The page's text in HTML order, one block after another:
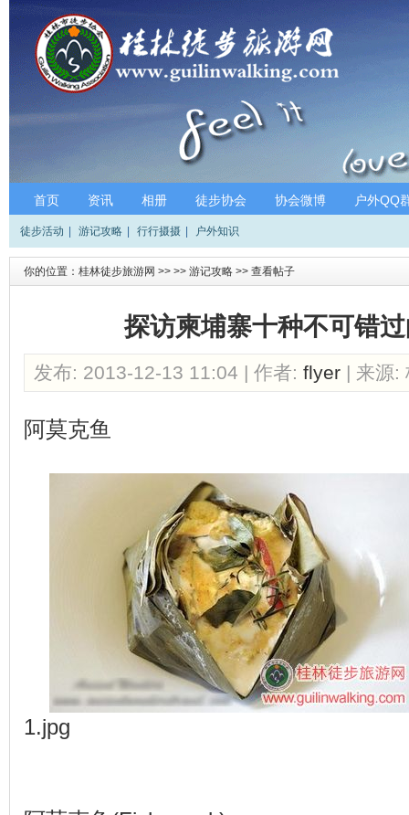
首页 资讯 相册 徒步协会 协会微博 户外QQ
徒步活动 游记攻略 行行摄摄 户外知识
你的位置： 桂林徒步旅游网 >> >> 游记攻略 >> 查看帖子
探访柬埔寨十种不可错
发布: 2013-12-13 11:04 | 作者: flyer | 来源:
阿莫克鱼
1.jpg